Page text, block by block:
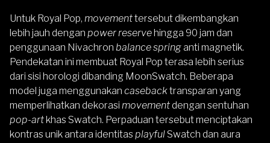
Untuk Royal Pop, movementtersebut dikembangkan
lebih jauh dengan power reservehingga 90 jam dan
penggunaan Nivachron balance springanti magnetik.
Pendekatan ini membuat Royal Pop terasa lebih serius
dari sisi horologi dibanding MoonSwatch. Beberapa
model juga menggunakan casebacktransparan yang
memperlihatkan dekorasi movementdengan sentuhan
pop-artkhas Swatch. Perpaduan tersebut menciptakan
kontras unik antara identitas playful Swatch dan aura